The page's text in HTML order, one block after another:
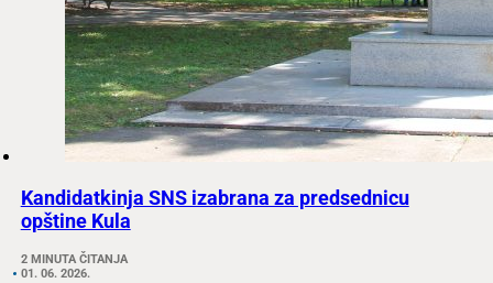
Kandidatkinja SNS izabrana za predsednicu
opštine Kula
2 MINUTA ČITANJA
01. 06. 2026.